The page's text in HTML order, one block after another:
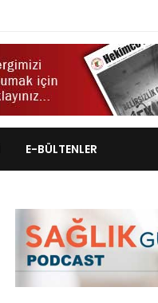
E-BÜLTENLER